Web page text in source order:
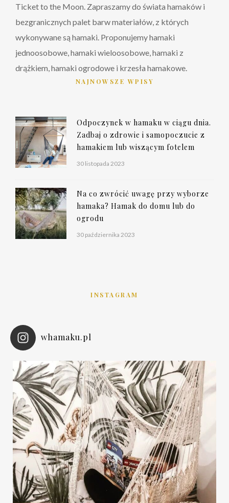
Ticket to the Moon. Zapraszamy do świata hamaków i
bezgranicznych palet barw materiałów, z których
wykonywane są hamaki. Proponujemy hamaki
jednoosobowe, hamaki wieloosobowe, hamaki z
drążkiem, hamaki ogrodowe i krzesła hamakowe.
NAJNOWSZE WPISY
Odpoczynek w hamaku w ciągu dnia.
Zadbaj o zdrowie i samopoczucie z
hamakiem lub wiszącym fotelem
30 listopada 2023
Na co zwrócić uwagę przy wyborze
hamaka? Hamak do domu lub do
ogrodu
30 października 2023
INSTAGRAM
whamaku.pl